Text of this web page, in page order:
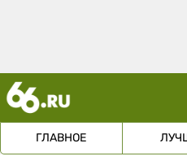
ГЛАВНОЕ